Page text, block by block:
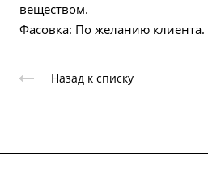
веществом.
Фасовка: По желанию клиента.
Назад к списку